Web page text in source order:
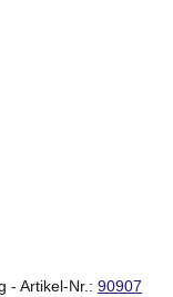
- Artikel-Nr.: 90907